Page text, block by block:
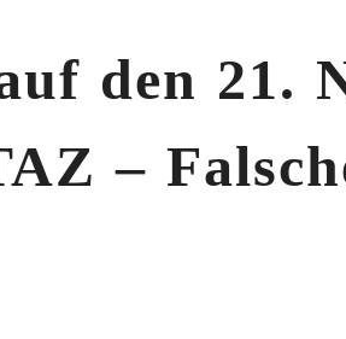
den 21.
–